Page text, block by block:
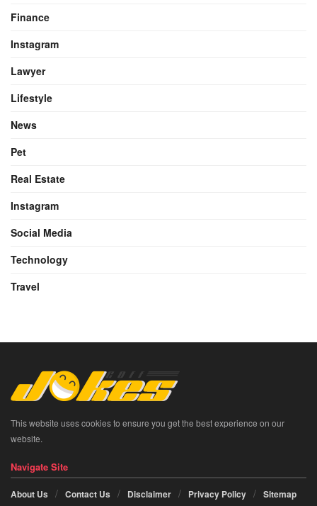
Finance
Instagram
Lawyer
Lifestyle
News
Pet
Real Estate
Instagram
Social Media
Technology
Travel
This website uses cookies to ensure you get the best experience on our
website.
Navigate Site
About Us Contact Us Disclaimer Privacy Policy Sitemap